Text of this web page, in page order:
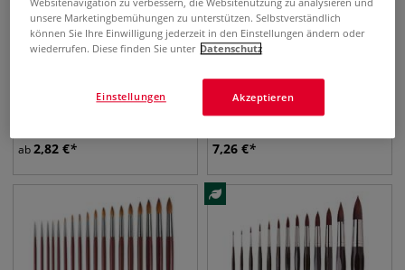
da Vinci FIT SYNTHETICS,
Schulpinsel
ab2,82 €
da Vinci FIT SYNTHETICS,
Serie 4209 Schulpinsel-Set
7,26 €
unsere Marketingbemühungen zu unterstützen. Selbstverständlich
können Sie Ihre Einwilligung jederzeit in den Einstellungen ändern oder
wiederrufen. Diese finden Sie unter Datenschutz
Akzeptieren
Einstellungen